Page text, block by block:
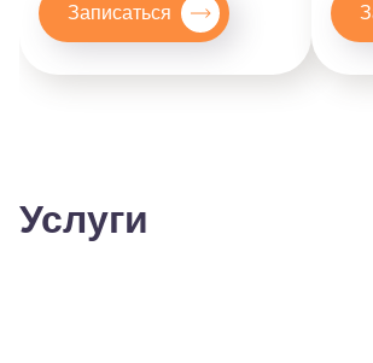
Записаться
Услуги